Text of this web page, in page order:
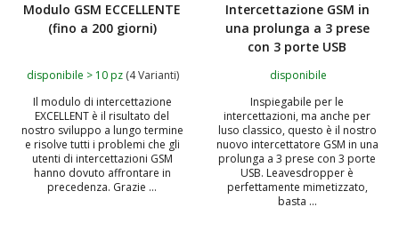
Modulo GSM ECCELLENTE
(fino a 200 giorni)
disponibile > 10 pz (4 Varianti)
Il modulo di intercettazione
EXCELLENT è il risultato del
nostro sviluppo a lungo termine
e risolve tutti i problemi che gli
utenti di intercettazioni GSM
hanno dovuto affrontare in
precedenza. Grazie ...
Intercettazione GSM in
una prolunga a 3 prese
con 3 porte USB
disponibile
Inspiegabile per le
intercettazioni, ma anche per
luso classico, questo è il nostro
nuovo intercettatore GSM in una
prolunga a 3 prese con 3 porte
USB. Leavesdropper è
perfettamente mimetizzato,
basta ...